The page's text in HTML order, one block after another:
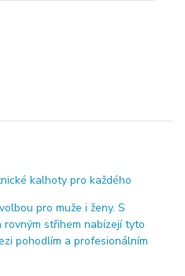
kalhoty pro každého
pro muže i ženy. S
střihem nabízejí tyto
pohodlím a profesionálním